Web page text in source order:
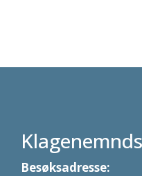
Besøksadresse: